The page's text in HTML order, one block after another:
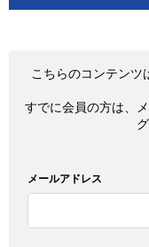
こちらのコンテンツ
すでに会員の方は、
メールアドレス